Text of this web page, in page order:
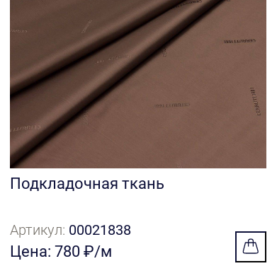
Подкладочная ткань
Артикул: 00021838
Цена: 780 ₽/м